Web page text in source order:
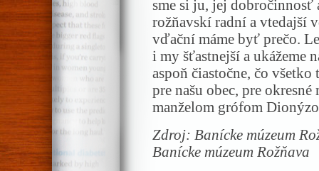
sme si ju, jej
rožňavskí radní a vtedajší
vďační máme byť prečo.
i my šťastnejší a ukážeme
aspoň čiastočne, čo
pre našu obec, pre
manželom grófom
Zdroj: Banícke múzeum
Banícke múzeum Rožňava